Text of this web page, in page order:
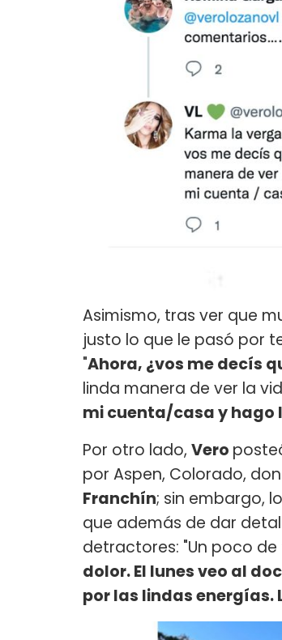
Asimismo, tras ver que
justo lo que le pasó por
"Ahora, ¿vos me decís
linda manera de ver la
mi cuenta/casa y hago
Por otro lado, Vero
por Aspen, Colorado,
Franchín; sin embargo,
que además de dar
detractores: "Un poco
dolor. El lunes veo al
por las lindas energías.